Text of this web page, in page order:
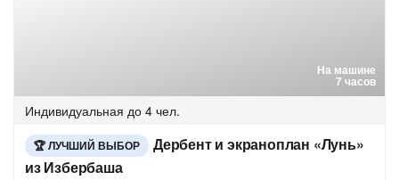
На машине
7 часов
Индивидуальная до 4 чел.
ЛУЧШИЙ ВЫБОР
Дербент и экраноплан «Лунь»
из Избербаша